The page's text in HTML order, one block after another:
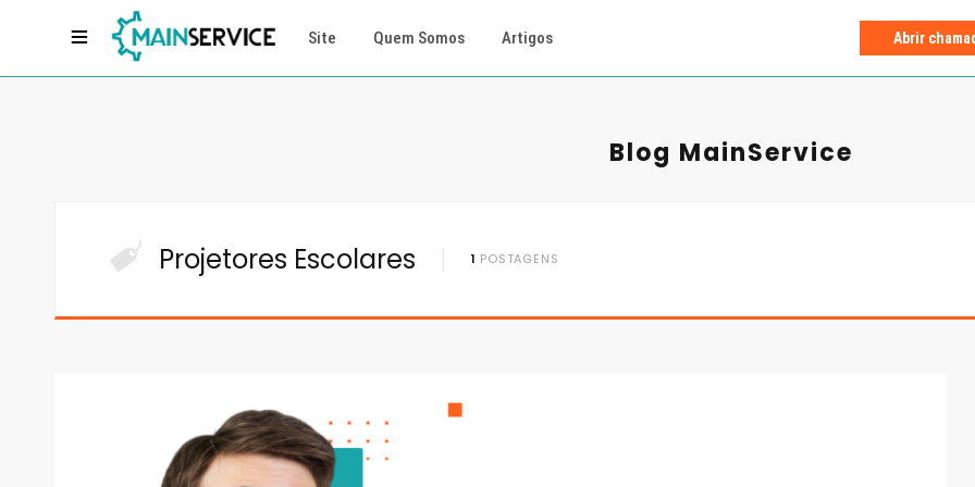
Site Quem Somos Artigos Abrir
Blog MainService
Projetores Escolares 1 POSTAGENS